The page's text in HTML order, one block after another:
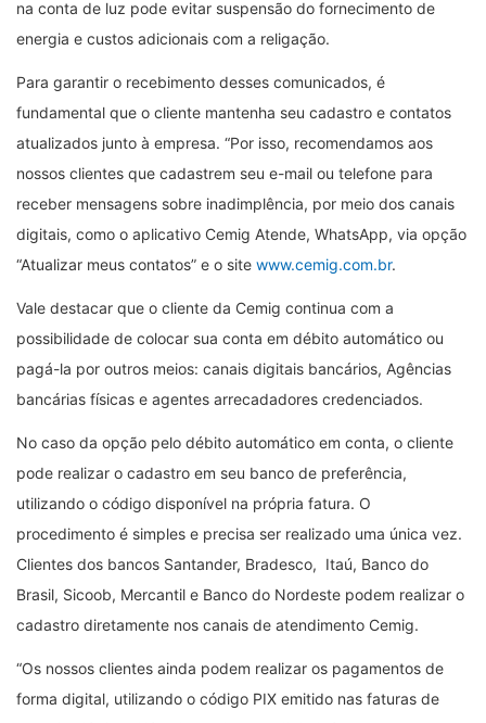
na conta de luz pode evitar suspensão do fornecimento de
energia e custos adicionais com a religação.
Para garantir o recebimento desses comunicados, é
fundamental que o cliente mantenha seu cadastro e contatos
atualizados junto à empresa. “Por isso, recomendamos aos
nossos clientes que cadastrem seu e-mail ou telefone para
receber mensagens sobre inadimplência, por meio dos canais
digitais, como o aplicativo Cemig Atende, WhatsApp, via opção
“Atualizar meus contatos” e o site www.cemig.com.br.
Vale destacar que o cliente da Cemig continua com a
possibilidade de colocar sua conta em débito automático ou
pagá-la por outros meios: canais digitais bancários, Agências
bancárias físicas e agentes arrecadadores credenciados.
No caso da opção pelo débito automático em conta, o cliente
pode realizar o cadastro em seu banco de preferência,
utilizando o código disponível na própria fatura. O
procedimento é simples e precisa ser realizado uma única vez.
Clientes dos bancos Santander, Bradesco, Itaú, Banco do
Brasil, Sicoob, Mercantil e Banco do Nordeste podem realizar o
cadastro diretamente nos canais de atendimento Cemig.
“Os nossos clientes ainda podem realizar os pagamentos de
forma digital, utilizando o código PIX emitido nas faturas de